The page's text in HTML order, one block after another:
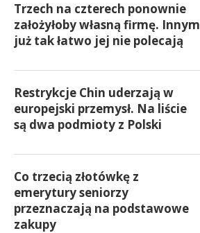
Trzech na czterech ponownie
założyłoby własną firmę. Innym
już tak łatwo jej nie polecają
Restrykcje Chin uderzają w
europejski przemysł. Na liście
są dwa podmioty z Polski
Co trzecią złotówkę z
emerytury seniorzy
przeznaczają na podstawowe
zakupy